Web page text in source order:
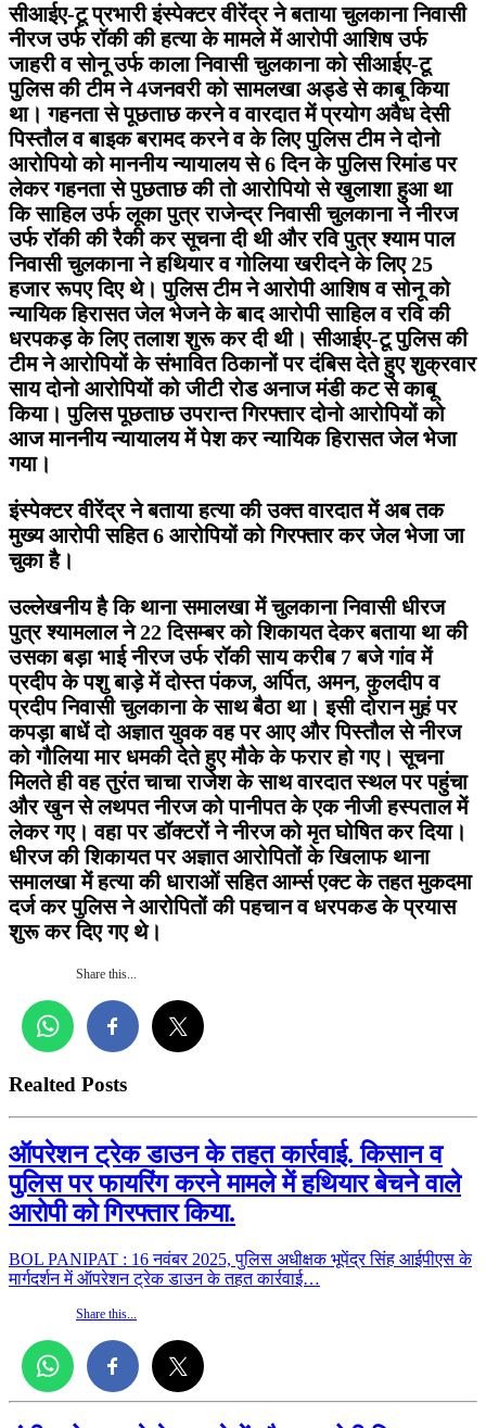
सीआईए-टू प्रभारी इंस्पेक्टर वीरेंद्र ने बताया चुलकाना निवासी
नीरज उर्फ रॉकी की हत्या के मामले में आरोपी आशिष उर्फ
जाहरी व सोनू उर्फ काला निवासी चुलकाना को सीआईए-टू
पुलिस की टीम ने 4जनवरी को सामलखा अड्डे से काबू किया
था। गहनता से पूछताछ करने व वारदात में प्रयोग अवैध देसी
पिस्तौल व बाइक बरामद करने व के लिए पुलिस टीम ने दोनो
आरोपियो को माननीय न्यायालय से 6 दिन के पुलिस रिमांड पर
लेकर गहनता से पुछताछ की तो आरोपियो से खुलाशा हुआ था
कि साहिल उर्फ लूका पुत्र राजेन्द्र निवासी चुलकाना ने नीरज
उर्फ रॉकी की रैकी कर सूचना दी थी और रवि पुत्र श्याम पाल
निवासी चुलकाना ने हथियार व गोलिया खरीदने के लिए 25
हजार रूपए दिए थे। पुलिस टीम ने आरोपी आशिष व सोनू को
न्यायिक हिरासत जेल भेजने के बाद आरोपी साहिल व रवि की
धरपकड़ के लिए तलाश शुरू कर दी थी। सीआईए-टू पुलिस की
टीम ने आरोपियों के संभावित ठिकानों पर दंबिस देते हुए शुक्रवार
साय दोनो आरोपियों को जीटी रोड अनाज मंडी कट से काबू
किया। पुलिस पूछताछ उपरान्त गिरफ्तार दोनो आरोपियों को
आज माननीय न्यायालय में पेश कर न्यायिक हिरासत जेल भेजा
गया।
इंस्पेक्टर वीरेंद्र ने बताया हत्या की उक्त वारदात में अब तक
मुख्य आरोपी सहित 6 आरोपियों को गिरफ्तार कर जेल भेजा जा
चुका है।
उल्लेखनीय है कि थाना समालखा में चुलकाना निवासी धीरज
पुत्र श्यामलाल ने 22 दिसम्बर को शिकायत देकर बताया था की
उसका बड़ा भाई नीरज उर्फ रॉकी साय करीब 7 बजे गांव में
प्रदीप के पशु बाड़े में दोस्त पंकज, अर्पित, अमन, कुलदीप व
प्रदीप निवासी चुलकाना के साथ बैठा था। इसी दोरान मुहं पर
कपड़ा बाधें दो अज्ञात युवक वह पर आए और पिस्तौल से नीरज
को गौलिया मार धमकी देते हुए मौके के फरार हो गए। सूचना
मिलते ही वह तुरंत चाचा राजेश के साथ वारदात स्थल पर पहुंचा
और खुन से लथपत नीरज को पानीपत के एक नीजी हस्पताल में
लेकर गए। वहा पर डॉक्टरों ने नीरज को मृत घोषित कर दिया।
धीरज की शिकायत पर अज्ञात आरोपितों के खिलाफ थाना
समालखा में हत्या की धाराओं सहित आर्म्स एक्ट के तहत मुकदमा
दर्ज कर पुलिस ने आरोपितों की पहचान व धरपकड के प्रयास
शुरू कर दिए गए थे।
Share this...
Realted Posts
ऑपरेशन ट्रेक डाउन के तहत कार्रवाई. किसान व
पुलिस पर फायरिंग करने मामले में हथियार बेचने वाले
आरोपी को गिरफ्तार किया.
BOL PANIPAT : 16 नवंबर 2025, पुलिस अधीक्षक भूपेंद्र सिंह आईपीएस के
मार्गदर्शन में ऑपरेशन ट्रेक डाउन के तहत कार्रवाई…
Share this...